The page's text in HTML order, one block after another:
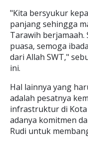
"Kita bersyukur
panjang sehingga
Tarawih berjamaah.
puasa, semoga
dari Allah SWT,"
ini.
Hal lainnya yang
adalah pesatnya
infrastruktur di
adanya komitmen
Rudi untuk